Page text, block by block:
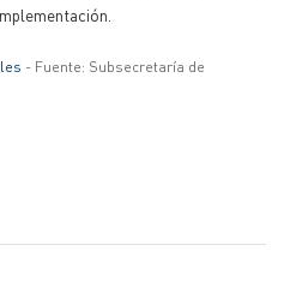
- Fuente: Subsecretaría de